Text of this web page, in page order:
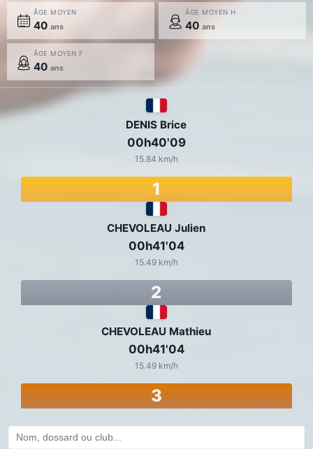
ÂGE MOYEN
40 ans
ÂGE MOYEN H
40 ans
ÂGE MOYEN F
40 ans
CHEVOLEAU Julien
00h41'04
15.49 km/h
2
DENIS Brice
00h40'09
15.84 km/h
1
CHEVOLEAU Mathieu
00h41'04
15.49 km/h
3